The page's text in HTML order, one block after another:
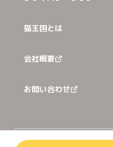
猫王国とは
会社概要
お問い合わせ